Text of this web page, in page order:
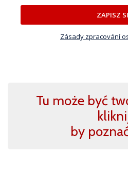
ZAPISZ
Zásady zpracování
Tu może być
by